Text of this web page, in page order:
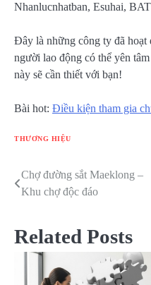
Nhanlucnhatban, Esuhai,
Đây là những công ty đã hoạt
người lao động có thể yên
này sẽ cần thiết với bạn!
Bài hot: Điều kiện tham gia
THƯƠNG HIỆU
Điều
hướng
bài
viết
Chợ đường sắt Maeklong –
Khu chợ độc đáo
Related Posts